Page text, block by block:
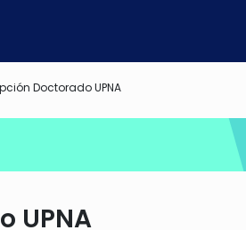
Doctorado UPNA
UPNA